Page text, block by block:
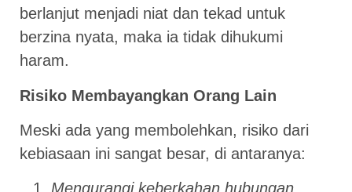
berlanjut menjadi niat dan tekad untuk
berzina nyata, maka ia tidak dihukumi
haram.
Risiko Membayangkan Orang Lain
Meski ada yang membolehkan, risiko dari
kebiasaan ini sangat besar, di antaranya:
Mengurangi keberkahan hubungan